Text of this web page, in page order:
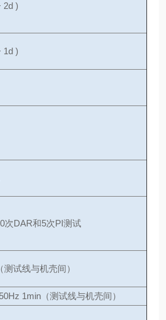
2d )
1d )
次DAR和5次PI测试
试线与机壳间）
1min（测试线与机壳间）